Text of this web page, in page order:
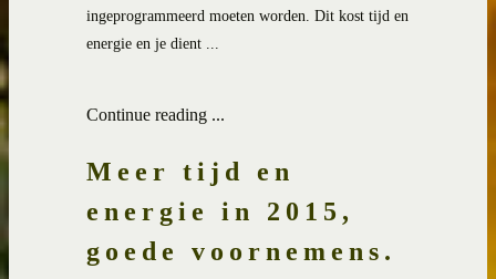
ingeprogrammeerd moeten worden. Dit kost tijd en
energie en je dient ...
Continue reading ...
Meer tijd en
energie in 2015,
goede voornemens.